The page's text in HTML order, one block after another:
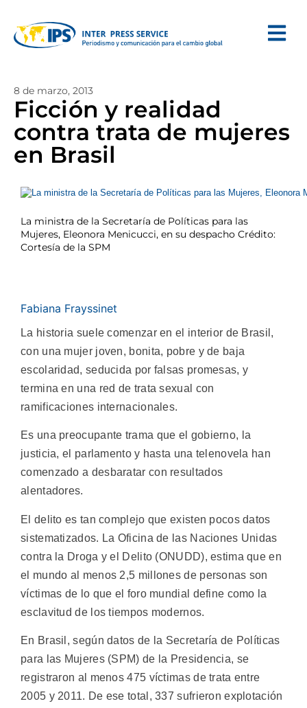
8 de marzo, 2013
Ficción y realidad
contra trata de mujeres
en Brasil
La ministra de la Secretaría de Políticas para las
Mujeres, Eleonora Menicucci, en su despacho Crédito:
Cortesía de la SPM
Fabiana Frayssinet
La historia suele comenzar en el interior de Brasil,
con una mujer joven, bonita, pobre y de baja
escolaridad, seducida por falsas promesas, y
termina en una red de trata sexual con
ramificaciones internacionales.
Es una preocupante trama que el gobierno, la
justicia, el parlamento y hasta una telenovela han
comenzado a desbaratar con resultados
alentadores.
El delito es tan complejo que existen pocos datos
sistematizados. La Oficina de las Naciones Unidas
contra la Droga y el Delito (ONUDD), estima que en
el mundo al menos 2,5 millones de personas son
víctimas de lo que el foro mundial define como la
esclavitud de los tiempos modernos.
En Brasil, según datos de la Secretaría de Políticas
para las Mujeres (SPM) de la Presidencia, se
registraron al menos 475 víctimas de trata entre
2005 y 2011. De ese total, 337 sufrieron explotación